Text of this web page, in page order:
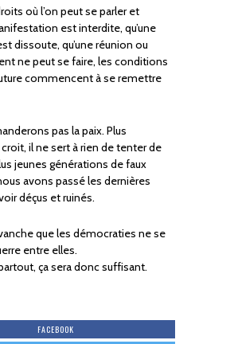
où l’on peut se parler et
est interdite, qu’une
dissoute, qu’une réunion ou
ne peut se faire, les conditions
commencent à se remettre
pas la paix. Plus
croit, il ne sert à rien de tenter de
jeunes générations de faux
avons passé les dernières
déçus et ruinés.
que les démocraties ne se
entre elles.
ça sera donc suffisant.
FACEBOOK